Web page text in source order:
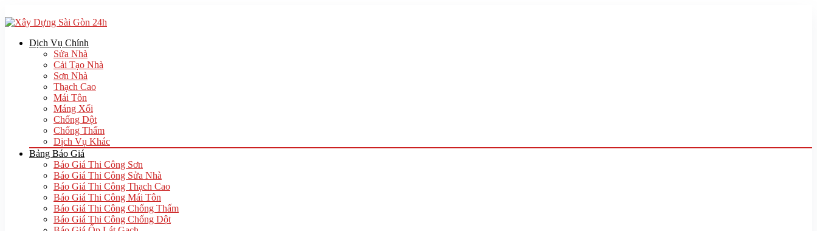
Dịch Vụ Chính
Sửa Nhà
Cải Tạo Nhà
Sơn Nhà
Thạch Cao
Mái Tôn
Máng Xối
Chống Dột
Chống Thấm
Dịch Vụ Khác
Bảng Báo Giá
Báo Giá Thi Công Sơn
Báo Giá Thi Công Sửa Nhà
Báo Giá Thi Công Thạch Cao
Báo Giá Thi Công Mái Tôn
Báo Giá Thi Công Chống Thấm
Báo Giá Thi Công Chống Dột